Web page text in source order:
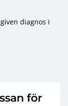
diagnos i
för